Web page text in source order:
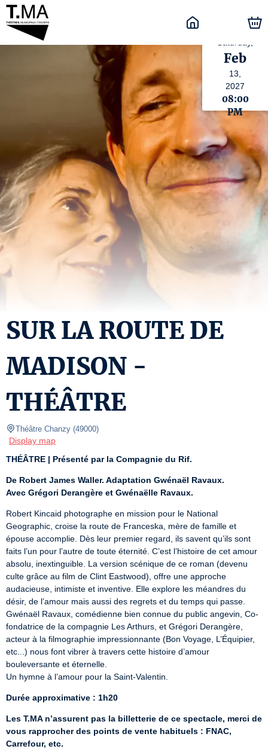
Feb
13,
2027
08:00
PM
SUR LA ROUTE DE
MADISON -
THÉÂTRE
Théâtre Chanzy (49000)
Display map
THÉÂTRE | Présenté par la Compagnie du Rif.
De Robert James Waller. Adaptation Gwénaël Ravaux.
Avec Grégori Derangère et Gwénaëlle Ravaux.
Robert Kincaid photographe en mission pour le National
Geographic, croise la route de Franceska, mère de famille et
épouse accomplie. Dès leur premier regard, ils savent qu’ils sont
faits l’un pour l’autre de toute éternité. C’est l’histoire de cet amour
absolu, inextinguible. La version scénique de ce roman (devenu
culte grâce au film de Clint Eastwood), offre une approche
audacieuse, intimiste et inventive. Elle explore les méandres du
désir, de l’amour mais aussi des regrets et du temps qui passe.
Gwénaël Ravaux, comédienne bien connue du public angevin, Co-
fondatrice de la compagnie Les Arthurs, et Grégori Derangère,
acteur à la filmographie impressionnante (Bon Voyage, L’Équipier,
etc...) nous font vibrer à travers cette histoire d’amour
bouleversante et éternelle.
Un hymne à l’amour pour la Saint-Valentin.
Durée approximative : 1h20
Les T.MA n’assurent pas la billetterie de ce spectacle, merci de
vous rapprocher des points de vente habituels : FNAC,
Carrefour, etc.